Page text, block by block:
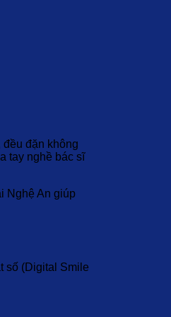
đặn không
tay nghề bác sĩ
Nghệ An giúp
số (Digital Smile